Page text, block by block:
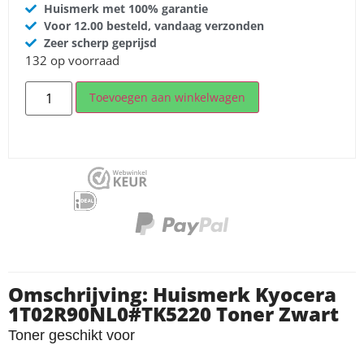
Huismerk met 100% garantie
Voor 12.00 besteld, vandaag verzonden
Zeer scherp geprijsd
132 op voorraad
Toevoegen aan winkelwagen
Omschrijving: Huismerk Kyocera
1T02R90NL0#TK5220 Toner Zwart
Toner geschikt voor